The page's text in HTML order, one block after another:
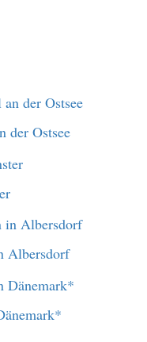
der Ostsee
Albersdorf